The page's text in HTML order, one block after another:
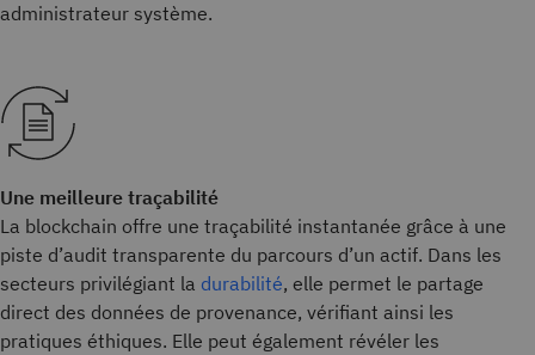
administrateur système.
Une meilleure traçabilité
La blockchain offre une traçabilité instantanée grâce à une
piste d’audit transparente du parcours d’un actif. Dans les
secteurs privilégiant la durabilité, elle permet le partage
direct des données de provenance, vérifiant ainsi les
pratiques éthiques. Elle peut également révéler les